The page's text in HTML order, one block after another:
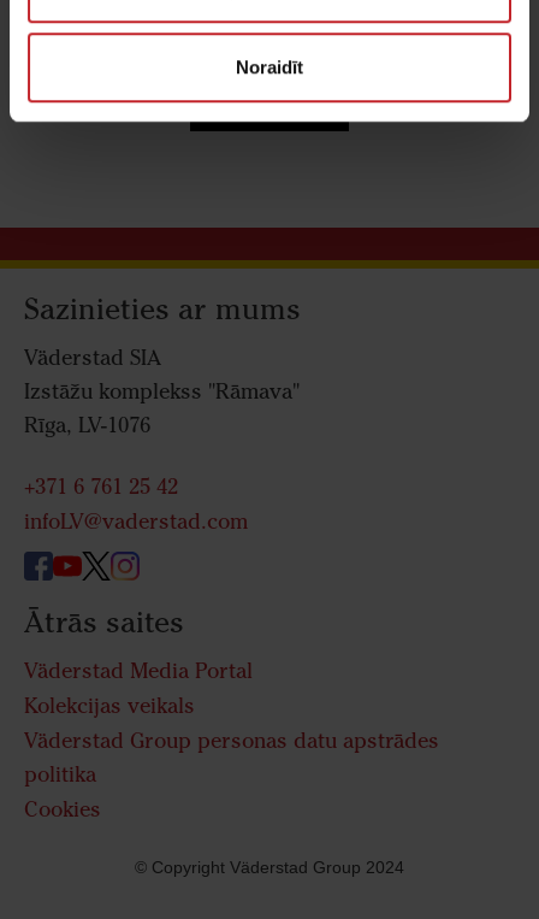
Noraidīt
Lietoto precīzo sējas sējmašīnu piedāvājums.
Spied šeit
Sazinieties ar mums
Väderstad SIA
Izstāžu komplekss "Rāmava"
Rīga, LV-1076
+371 6 761 25 42
infoLV@vaderstad.com
Ātrās saites
Väderstad Media Portal
Kolekcijas veikals
Väderstad Group personas datu apstrādes
politika
Cookies
© Copyright Väderstad Group 2024